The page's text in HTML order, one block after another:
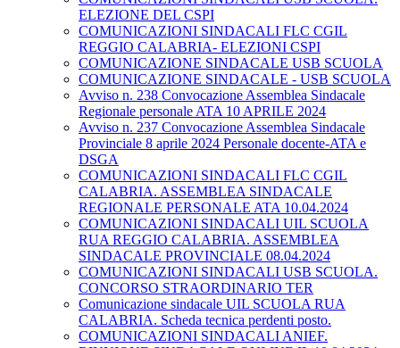
ELEZIONE DEL CSPI
COMUNICAZIONI SINDACALI FLC CGIL
REGGIO CALABRIA- ELEZIONI CSPI
COMUNICAZIONE SINDACALE USB SCUOLA
COMUNICAZIONE SINDACALE - USB SCUOLA
Avviso n. 238 Convocazione Assemblea Sindacale
Regionale personale ATA 10 APRILE 2024
Avviso n. 237 Convocazione Assemblea Sindacale
Provinciale 8 aprile 2024 Personale docente-ATA e
DSGA
COMUNICAZIONI SINDACALI FLC CGIL
CALABRIA. ASSEMBLEA SINDACALE
REGIONALE PERSONALE ATA 10.04.2024
COMUNICAZIONI SINDACALI UIL SCUOLA
RUA REGGIO CALABRIA. ASSEMBLEA
SINDACALE PROVINCIALE 08.04.2024
COMUNICAZIONI SINDACALI USB SCUOLA.
CONCORSO STRAORDINARIO TER
Comunicazione sindacale UIL SCUOLA RUA
CALABRIA. Scheda tecnica perdenti posto.
COMUNICAZIONI SINDACALI ANIEF.